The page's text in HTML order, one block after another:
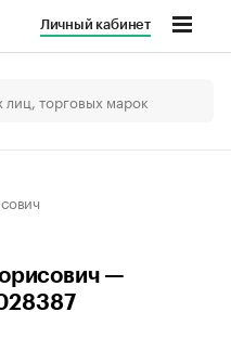
Личный кабинет
—